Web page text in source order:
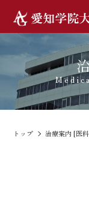
トップ 治療案内 [医